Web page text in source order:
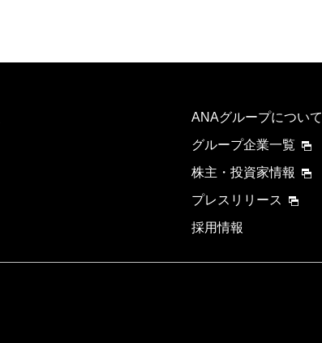
ANAグループについて
グループ企業一覧
株主・投資家情報
プレスリリース
採用情報